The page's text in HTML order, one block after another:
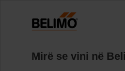
CQ24A-T
Mirë se vini në